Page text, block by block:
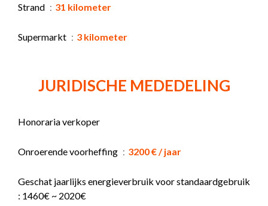
Strand 31 kilometer
Supermarkt 3 kilometer
JURIDISCHE MEDEDELING
Honoraria verkoper
Onroerende voorheffing 3200 € / jaar
Geschat jaarlijks energieverbruik voor standaardgebruik
: 1460€ ~ 2020€